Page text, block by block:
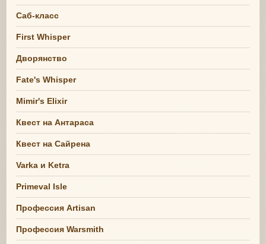
Саб-класс
First Whisper
Дворянство
Fate's Whisper
Mimir's Elixir
Квест на Антараса
Квест на Сайрена
Varka и Ketra
Primeval Isle
Профессия Artisan
Профессия Warsmith